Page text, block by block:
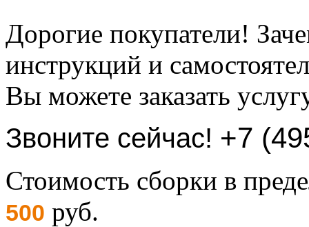
Дорогие покупатели!
инструкций и
Вы можете заказать
Звоните сейчас! +7
Стоимость сборки в
500 руб.